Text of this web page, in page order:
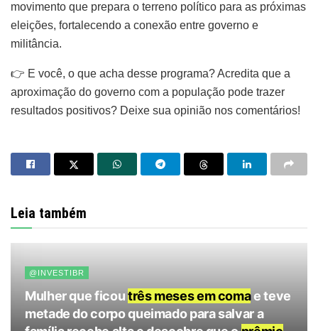
movimento que prepara o terreno político para as próximas
eleições, fortalecendo a conexão entre governo e
militância.
👉 E você, o que acha desse programa? Acredita que a
aproximação do governo com a população pode trazer
resultados positivos? Deixe sua opinião nos comentários!
Leia também
@INVESTIBR
Mulher que ficoutrês meses em comae teve
metade do corpo queimado para salvar a